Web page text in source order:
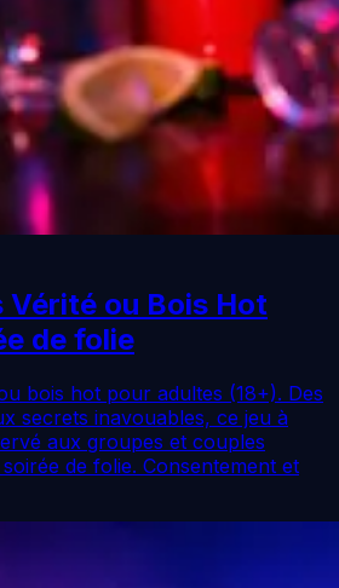
Vérité ou Bois Hot
de folie
bois hot pour adultes (18+). Des
secrets inavouables, ce jeu à
aux groupes et couples
de folie. Consentement et